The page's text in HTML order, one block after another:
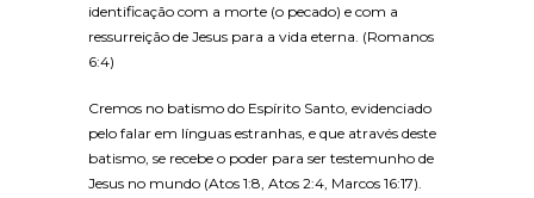
identificação com a morte (o pecado) e com a
ressurreição de Jesus para a vida eterna. (Romanos
6:4)
Cremos no batismo do Espírito Santo, evidenciado
pelo falar em línguas estranhas, e que através deste
batismo, se recebe o poder para ser testemunho de
Jesus no mundo (Atos 1:8, Atos 2:4, Marcos 16:17).